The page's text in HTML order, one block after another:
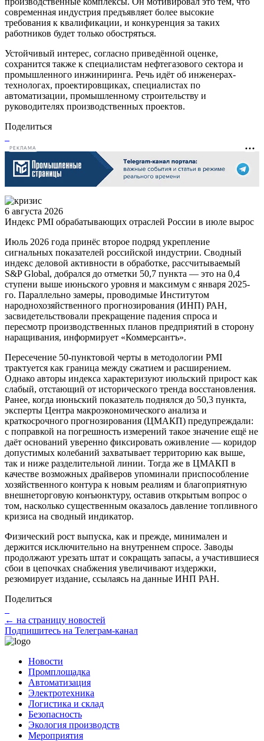
современная индустрия предъявляет более высокие
требования к квалификации, и конкуренция за таких
работников будет только обостряться.
Устойчивый интерес, согласно приведённой оценке,
сохранится также к специалистам нефтегазового сектора и
промышленного инжиниринга. Речь идёт об инженерах-
технологах, проектировщиках, специалистах по
автоматизации, промышленному строительству и
руководителях производственных проектов.
Поделиться
РЕКЛАМА
6 августа 2026
Индекс PMI обрабатывающих отраслей России в июле вырос
Июль 2026 года принёс второе подряд укрепление
сигнальных показателей российской индустрии. Сводный
индекс деловой активности в обработке, рассчитываемый
S&P Global, добрался до отметки 50,7 пункта — это на 0,4
ступени выше июньского уровня и максимум с января 2025-
го. Параллельно замеры, проводимые Институтом
народнохозяйственного прогнозирования (ИНП) РАН,
засвидетельствовали прекращение падения спроса и
пересмотр производственных планов предприятий в сторону
наращивания, информирует «Коммерсантъ».
Пересечение 50-пунктовой черты в методологии PMI
трактуется как граница между сжатием и расширением.
Однако авторы индекса характеризуют июльский прирост как
слабый, отстающий от исторического тренда восстановления.
Ранее, когда июньский показатель поднялся до 50,3 пункта,
эксперты Центра макроэкономического анализа и
краткосрочного прогнозирования (ЦМАКП) предупреждали:
с поправкой на погрешность измерений такое значение ещё не
даёт оснований уверенно фиксировать оживление — коридор
допустимых колебаний захватывает территорию как выше,
так и ниже разделительной линии. Тогда же в ЦМАКП в
качестве возможных драйверов упоминали приспособление
хозяйственного контура к новым реалиям и благоприятную
внешнеторговую конъюнктуру, оставив открытым вопрос о
том, насколько существенным оказалось давление топливного
кризиса на сводный индикатор.
Физический рост выпуска, как и прежде, минимален и
держится исключительно на внутреннем спросе. Заводы
продолжают урезать штат и сокращать запасы, а участившиеся
сбои в цепочках снабжения увеличивают издержки,
резюмирует издание, ссылаясь на данные ИНП РАН.
Поделиться
← на страницу новостей
Подпишитесь на Телеграм-канал
Новости
Промплощадка
Автоматизация
Электротехника
Логистика и склад
Безопасность
Экология производств
Мероприятия